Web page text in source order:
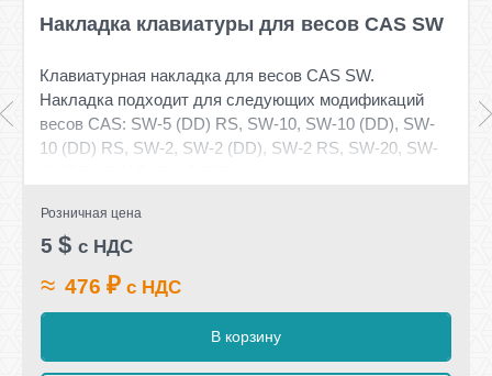
Накладка клавиатуры для весов CAS SW
Клавиатурная накладка для весов CAS SW.
Накладка подходит для следующих модификаций
весов CAS: SW-5 (DD) RS, SW-10, SW-10 (DD), SW-
10 (DD) RS, SW-2, SW-2 (DD), SW-2 RS, SW-20, SW-
Розничная цена
5 $ с НДС
≈ 476 ₽ с НДС
В корзину